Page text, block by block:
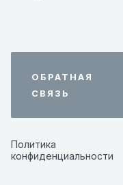
ОБРАТНАЯ
СВЯЗЬ
Политика
конфиденциальности